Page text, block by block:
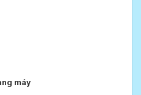
máy